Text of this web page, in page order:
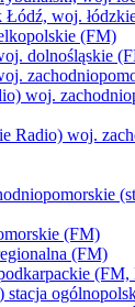
Łódź, woj.
(FM)
dolnośląskie
woj.
Radio) woj.
(FM)
(FM)
(FM,
stacja